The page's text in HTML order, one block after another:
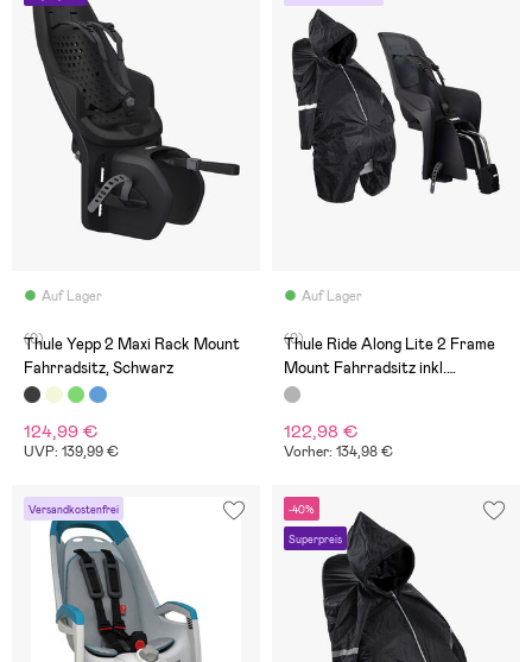
Auf Lager
(0)
Thule Yepp 2 Maxi Rack Mount
Fahrradsitz, Schwarz
124,99 €
UVP: 139,99 €
Auf Lager
(0)
Thule Ride Along Lite 2 Frame
Mount Fahrradsitz inkl.
Regenschutz, Dark Gray
122,98 €
Vorher: 134,98 €
Versandkostenfrei -40%
Superpreis